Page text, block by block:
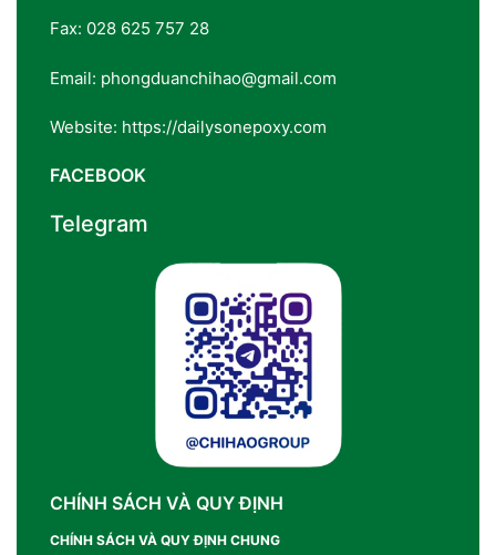
Fax: 028 625 757 28
Email: phongduanchihao@gmail.com
Website: https://dailysonepoxy.com
FACEBOOK
Telegram
CHÍNH SÁCH VÀ QUY ĐỊNH
CHÍNH SÁCH VÀ QUY ĐỊNH CHUNG